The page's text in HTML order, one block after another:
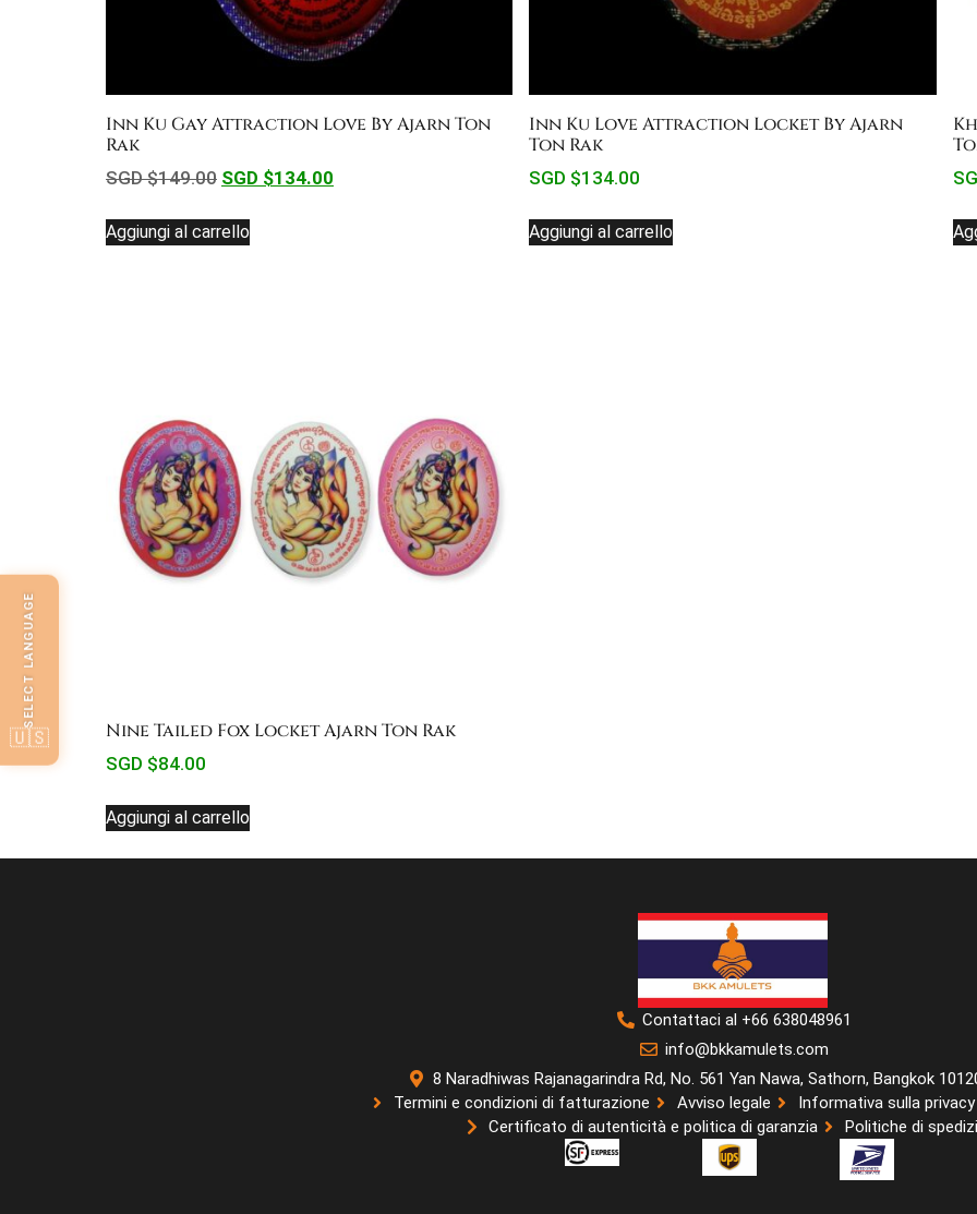
Inn Ku Gay Attraction Love By Ajarn Ton
Rak
SGD $149.00 SGD $134.00
Aggiungi al carrello
Inn Ku Love Attraction Locket By Ajarn
Ton Rak
SGD $134.00
Aggiungi al carrello
Nine Tailed Fox Locket Ajarn Ton Rak
SGD $84.00
Aggiungi al carrello
Contattaci al +66 638048961
info@bkkamulets.com
8 Naradhiwas Rajanagarindra Rd, No. 561 Yan Nawa, Sathorn, Bangkok
Termini e condizioni di fatturazione
Avviso legale
Informativa sulla
Certificato di autenticità e politica di garanzia
Politiche di
SELECT LANGUAGE
🇺🇸